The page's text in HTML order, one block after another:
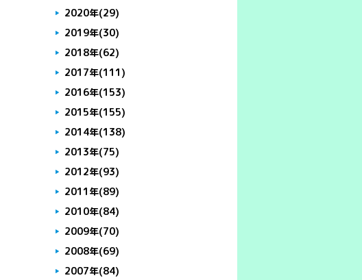
2020年(29)
2019年(30)
2018年(62)
2017年(111)
2016年(153)
2015年(155)
2014年(138)
2013年(75)
2012年(93)
2011年(89)
2010年(84)
2009年(70)
2008年(69)
2007年(84)